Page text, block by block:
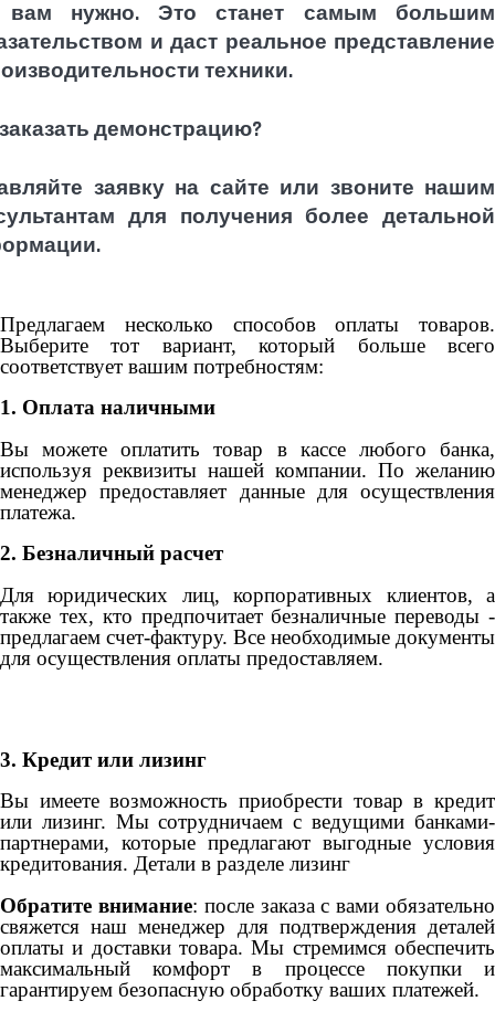
вам нужно. Это станет самым большим
и даст реальное представление
техники.
демонстрацию?
заявку на сайте или звоните нашим
для получения более детальной
Предлагаем несколько способов оплаты товаров.
Выберите тот вариант, который больше всего
соответствует вашим потребностям:
1. Оплата наличными
Вы можете оплатить товар в кассе любого банка,
используя реквизиты нашей компании. По желанию
менеджер предоставляет данные для осуществления
платежа.
2. Безналичный расчет
Для юридических лиц, корпоративных клиентов, а
также тех, кто предпочитает безналичные переводы -
предлагаем счет-фактуру. Все необходимые документы
для осуществления оплаты предоставляем.
3. Кредит или лизинг
Вы имеете возможность приобрести товар в кредит
или лизинг. Мы сотрудничаем с ведущими банками-
партнерами, которые предлагают выгодные условия
кредитования. Детали в разделе лизинг
Обратите внимание: после заказа с вами обязательно
свяжется наш менеджер для подтверждения деталей
оплаты и доставки товара. Мы стремимся обеспечить
максимальный комфорт в процессе покупки и
гарантируем безопасную обработку ваших платежей.